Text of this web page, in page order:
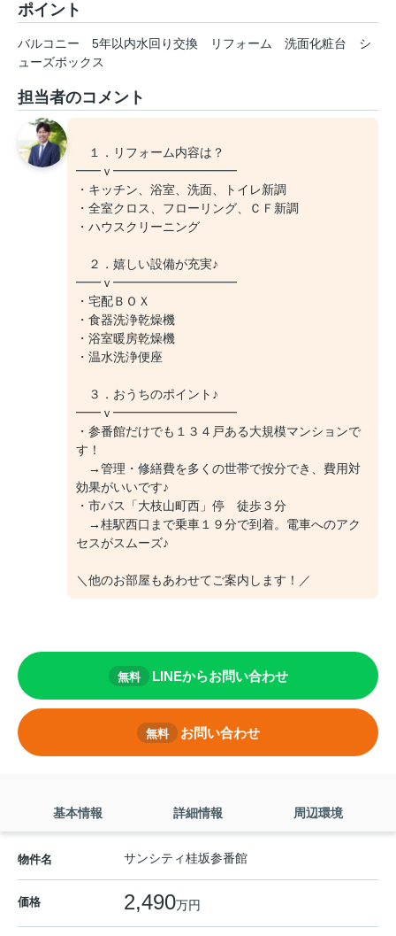
ポイント
バルコニー 5年以内水回り交換 リフォーム 洗面化粧台
シ
ューズボックス
担当者のコメント
１．リフォーム内容は？
━━ｖ━━━━━━━━━━
・キッチン、浴室、洗面、トイレ新調
・全室クロス、フローリング、ＣＦ新調
・ハウスクリーニング
２．嬉しい設備が充実♪
━━ｖ━━━━━━━━━━
・宅配ＢＯＸ
・食器洗浄乾燥機
・浴室暖房乾燥機
・温水洗浄便座
３．おうちのポイント♪
━━ｖ━━━━━━━━━━
・参番館だけでも１３４戸ある大規模マンションで
す！
→管理・修繕費を多くの世帯で按分でき、費用対
効果がいいです♪
・市バス「大枝山町西」停 徒歩３分
→桂駅西口まで乗車１９分で到着。電車へのアク
セスがスムーズ♪
＼他のお部屋もあわせてご案内します！／
無料 LINEからお問い合わせ
無料 お問い合わせ
基本情報 詳細情報 周辺環境
物件名 サンシティ桂坂参番館
価格 2,490万円